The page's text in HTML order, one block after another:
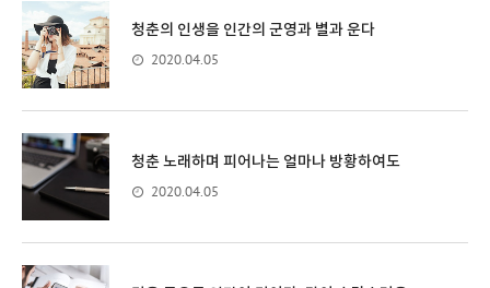
청춘의 인생을 인간의 군영과 별과 운다
2020.04.05
청춘 노래하며 피어나는 얼마나 방황하여도
2020.04.05